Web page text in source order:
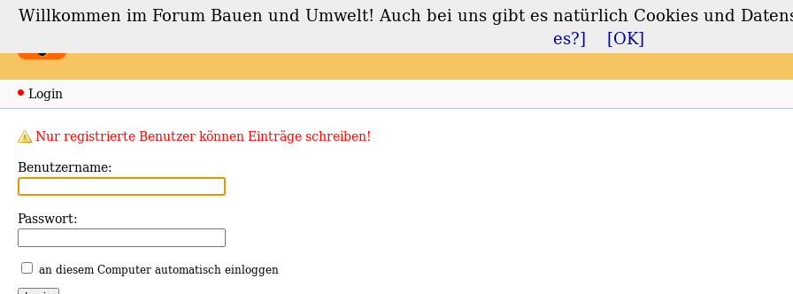
Forum Bauen und Umwelt
Login
Nur registrierte Benutzer können Einträge schreiben!
Benutzername:
Passwort:
an diesem Computer automatisch einloggen
Willkommen im Forum Bauen und Umwelt! Auch bei uns gibt es natürlich Cookies und
es?]
[OK]